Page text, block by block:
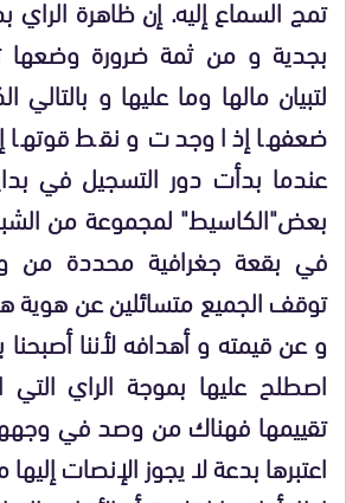
تمج السماع إليه. إن ظاهرة
بجدية و من ثمة ضرورة
لتبيان مالها وما عليها و
ضعفها إذا وجدت و نقط
عندما بدأت دور التسجيل في
بعض"الكاسيط" لمجموعة من
في بقعة جغرافية محددة من
توقف الجميع متسائلين عن هوية
و عن قيمته و أهدافه لأننا
اصطلح عليها بموجة الراي التي
تقييمها فهناك من وصد في
اعتبرها بدعة لا يجوز الإنصات